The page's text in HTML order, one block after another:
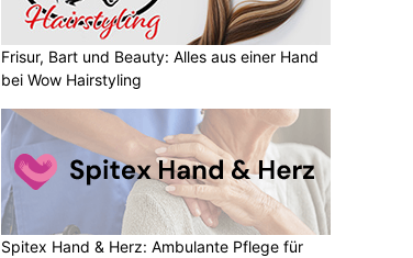
Frisur, Bart und Beauty: Alles aus einer Hand
bei Wow Hairstyling
Spitex Hand & Herz: Ambulante Pflege für